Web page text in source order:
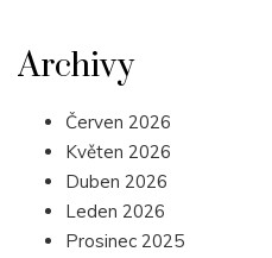
Archivy
Červen 2026
Květen 2026
Duben 2026
Leden 2026
Prosinec 2025